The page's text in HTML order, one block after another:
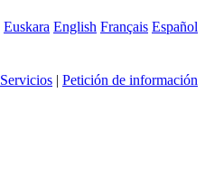
Euskara English Français Español
Servicios | Petición de información